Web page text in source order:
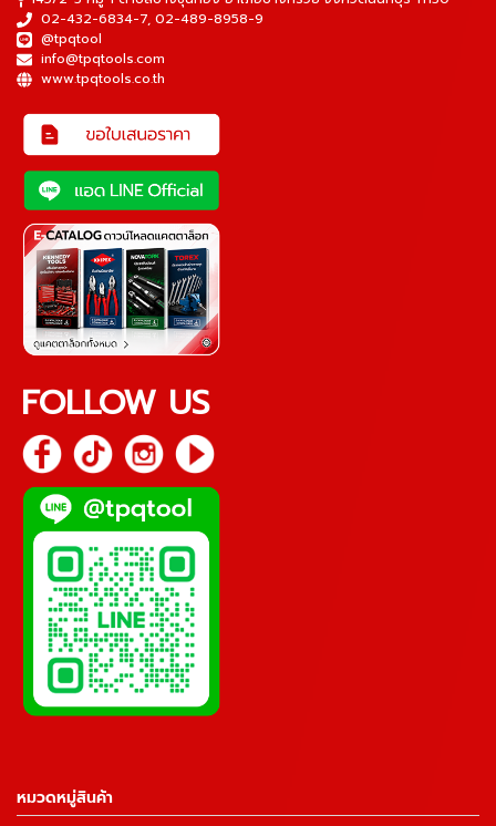
02-432-6834-7, 02-489-8958-9
@tpqtool
info@tpqtools.com
www.tpqtools.co.th
FOLLOW US
หมวดหมู่สินค้า